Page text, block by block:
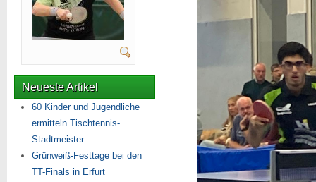
Neueste Artikel
60 Kinder und Jugendliche
ermitteln Tischtennis-
Stadtmeister
Grünweiß-Festtage bei den
TT-Finals in Erfurt